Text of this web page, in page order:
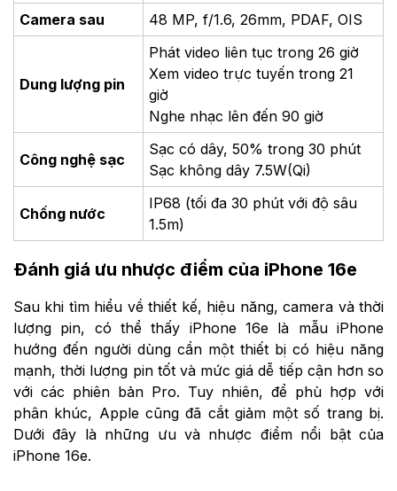
Camera sau 48 MP, f/1.6, 26mm, PDAF, OIS
Dung lượng pin
Phát video liên tục trong 26 giờ
Xem video trực tuyến trong 21
giờ
Nghe nhạc lên đến 90 giờ
Công nghệ sạc
Sạc có dây, 50% trong 30 phút
Sạc không dây 7.5W(Qi)
Chống nước
IP68 (tối đa 30 phút với độ sâu
1.5m)
Đánh giá ưu nhược điểm của iPhone 16e
Sau khi tìm hiểu về thiết kế, hiệu năng, camera và thời
lượng pin, có thể thấy iPhone 16e là mẫu iPhone
hướng đến người dùng cần một thiết bị có hiệu năng
mạnh, thời lượng pin tốt và mức giá dễ tiếp cận hơn so
với các phiên bản Pro. Tuy nhiên, để phù hợp với
phân khúc, Apple cũng đã cắt giảm một số trang bị.
Dưới đây là những ưu và nhược điểm nổi bật của
iPhone 16e.